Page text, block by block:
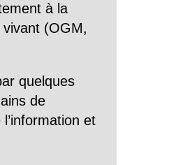
à la
vivant (OGM,
quelques
de
et